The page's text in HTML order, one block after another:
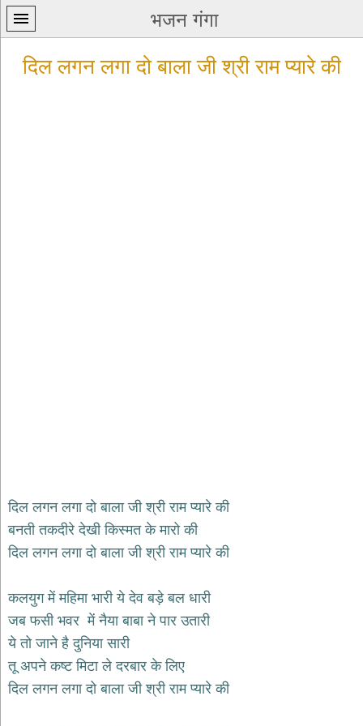
भजन गंगा
जैन
भजन
jain
durga
bhajans
गणेश
भजन
ganesh
दिल लगन लगा दो बाला जी श्री राम प्यारे की
दिल लगन लगा दो बाला जी श्री राम प्यारे की
बनती तकदीरे देखी किस्मत के मारो की
दिल लगन लगा दो बाला जी श्री राम प्यारे की
कलयुग में महिमा भारी ये देव बड़े बल धारी
जब फसी भवर में नैया बाबा ने पार उतारी
ये तो जाने है दुनिया सारी
तू अपने कष्ट मिटा ले दरबार के लिए
दिल लगन लगा दो बाला जी श्री राम प्यारे की